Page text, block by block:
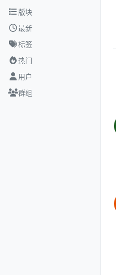
跳转至内容
版块
最新
标签
热门
用户
群组